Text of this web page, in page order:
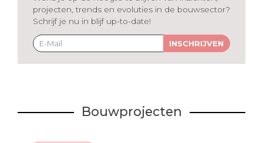
projecten, trends en evoluties in de bouwsector?
Schrijf je nu in blijf up-to-date!
INSCHRIJVEN
Bouwprojecten